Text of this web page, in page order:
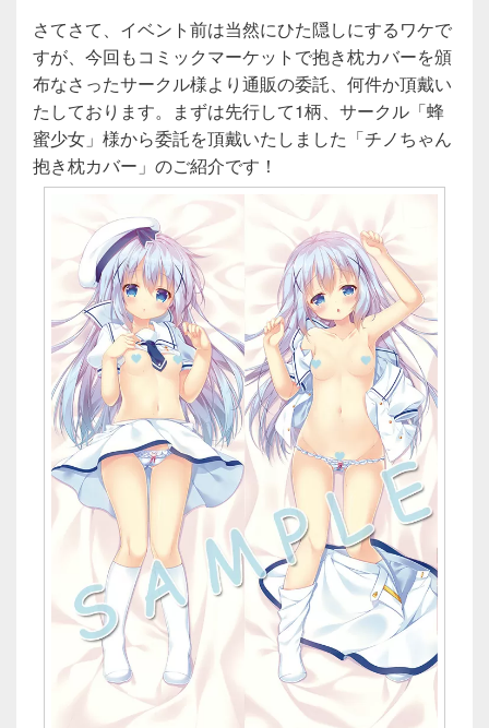
さてさて、イベント前は当然にひた隠しにするワケで
すが、今回もコミックマーケットで抱き枕カバーを頒
布なさったサークル様より通販の委託、何件か頂戴い
たしております。まずは先行して1柄、サークル「蜂
蜜少女」様から委託を頂戴いたしました「チノちゃん
抱き枕カバー」のご紹介です！